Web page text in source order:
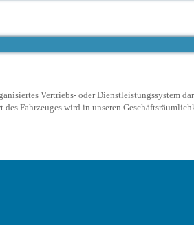
Vertriebs- oder Dienstleistungssystem
Fahrzeuges wird in unseren